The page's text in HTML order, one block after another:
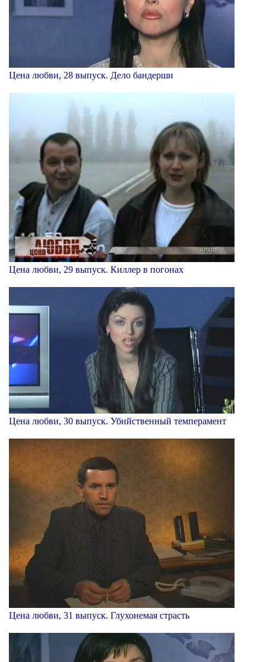
Цена любви, 28 выпуск. Дело бандерши
Цена любви, 29 выпуск. Киллер в погонах
Цена любви, 30 выпуск. Убийственный темперамент
Цена любви, 31 выпуск. Глухонемая страсть